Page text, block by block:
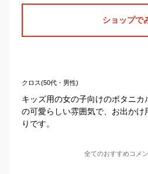
ショップで
クロス(50代・男性)
キッズ用の女の子向けのボタニカ
の可愛らしい雰囲気で、お出かけ
りです。
全てのおすすめコメン